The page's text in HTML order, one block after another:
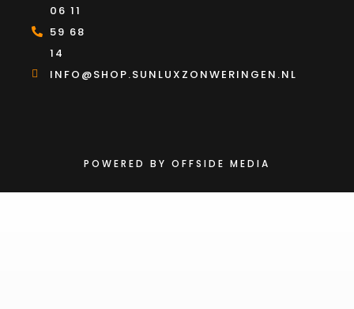
06 11
59 68
14
INFO@SHOP.SUNLUXZONWERINGEN.NL
POWERED BY OFFSIDE MEDIA